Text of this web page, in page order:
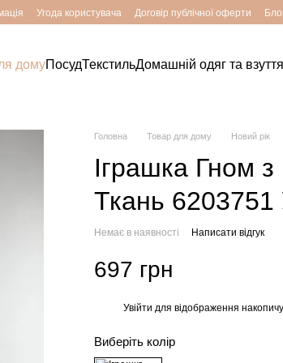
Угода користувача Договір публічної оферти
домуПосудТекстильДомашній одяг та взуття
Головна Товар для дому Новий рік
Іграшка Гном
Ткань 6203751
Немає в наявності Написати відгук
697 грн
Увійти для відображення
Виберіть колір